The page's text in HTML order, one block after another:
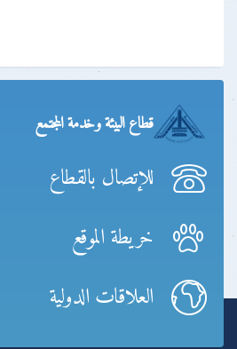
قطاع البيئة وخدمة المجتمع
للإتصال بالقطاع
خريطة الموقع
العلاقات الدولية